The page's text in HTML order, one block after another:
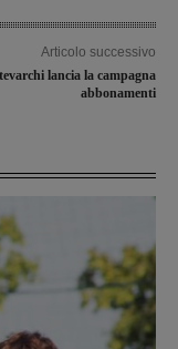
Articolo successivo
lancia la campagna
abbonamenti